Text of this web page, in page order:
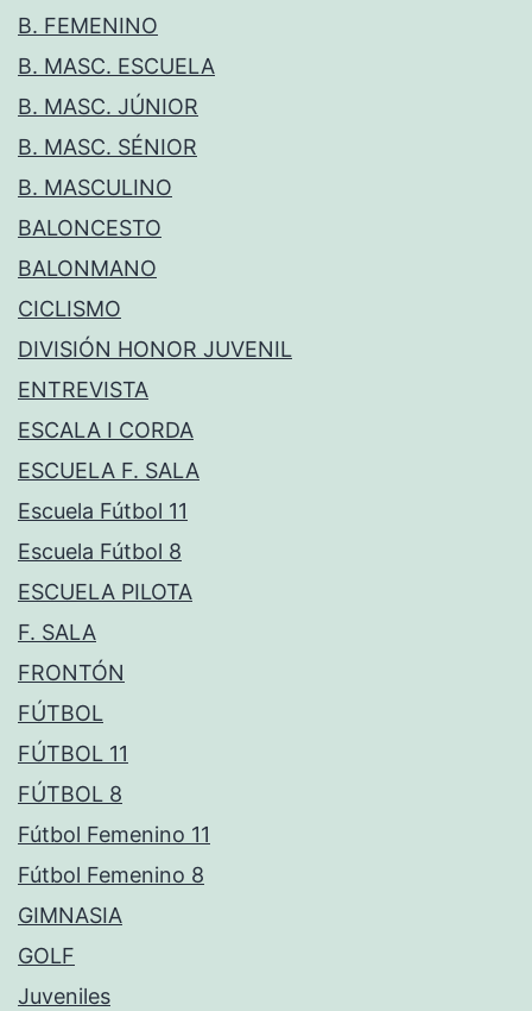
B. FEMENINO
B. MASC. ESCUELA
B. MASC. JÚNIOR
B. MASC. SÉNIOR
B. MASCULINO
BALONCESTO
BALONMANO
CICLISMO
DIVISIÓN HONOR JUVENIL
ENTREVISTA
ESCALA I CORDA
ESCUELA F. SALA
Escuela Fútbol 11
Escuela Fútbol 8
ESCUELA PILOTA
F. SALA
FRONTÓN
FÚTBOL
FÚTBOL 11
FÚTBOL 8
Fútbol Femenino 11
Fútbol Femenino 8
GIMNASIA
GOLF
Juveniles